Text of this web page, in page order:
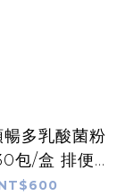
多乳酸菌粉
包/盒 排便順
暢